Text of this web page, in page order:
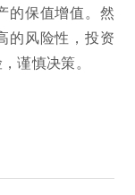
的保值增值。然
的风险性，投资
谨慎决策。